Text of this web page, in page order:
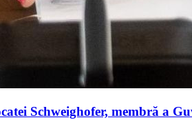
Schweighofer, membră a